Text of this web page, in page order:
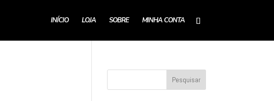
INÍCIO LOJA SOBRE MINHA CONTA
Pesquisar